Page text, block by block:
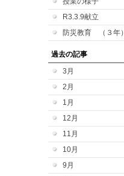
R3.3.9献立
防災教育 （３年）
過去の記事
3月
2月
1月
12月
11月
10月
9月